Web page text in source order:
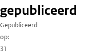
gepubliceerd
Gepubliceerd
op
31